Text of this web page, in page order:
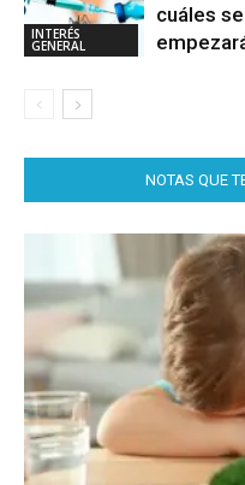
INTERÉS
GENERAL
cuáles
NOTAS QUE